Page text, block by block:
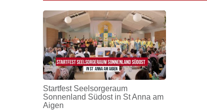
Startfest Seelsorgeraum
Sonnenland Südost in St Anna am
Aigen